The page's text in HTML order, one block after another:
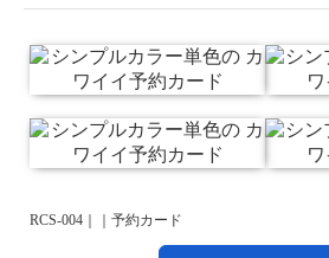
RCS-004｜｜予約カード